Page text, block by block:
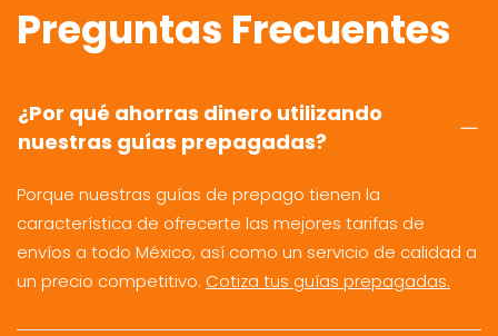
Preguntas Frecuentes
¿Por qué ahorras dinero utilizando
nuestras guías prepagadas?
Porque nuestras guías de prepago tienen la
característica de ofrecerte las mejores tarifas de
envíos a todo México, así como un servicio de calidad a
un precio competitivo. Cotiza tus guías prepagadas.